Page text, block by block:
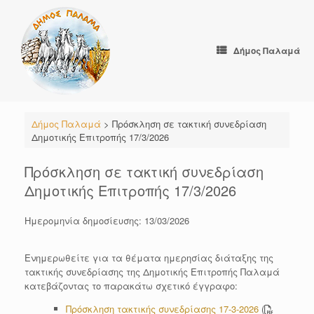
content
Δήμος Παλαμά
Δήμος Παλαμά > Πρόσκληση σε τακτική συνεδρίαση
Δημοτικής Επιτροπής 17/3/2026
Πρόσκληση σε τακτική συνεδρίαση
Δημοτικής Επιτροπής 17/3/2026
Ημερομηνία δημοσίευσης: 13/03/2026
Ενημερωθείτε για τα θέματα ημερησίας διάταξης της
τακτικής συνεδρίασης της Δημοτικής Επιτροπής Παλαμά
κατεβάζοντας το παρακάτω σχετικό έγγραφο:
Πρόσκληση τακτικής συνεδρίασης 17-3-2026(